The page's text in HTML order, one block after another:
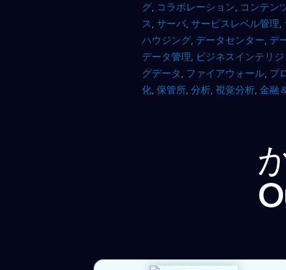
グ, コラボレーション, コンテン
ス,サーバ,サービスレベル管理,
ハウジング, データセンター, デ
データ管理, ビジネスインテリジ
グデータ , ファイアウォール, プ
化,保管所,分析,視覚分析,金融